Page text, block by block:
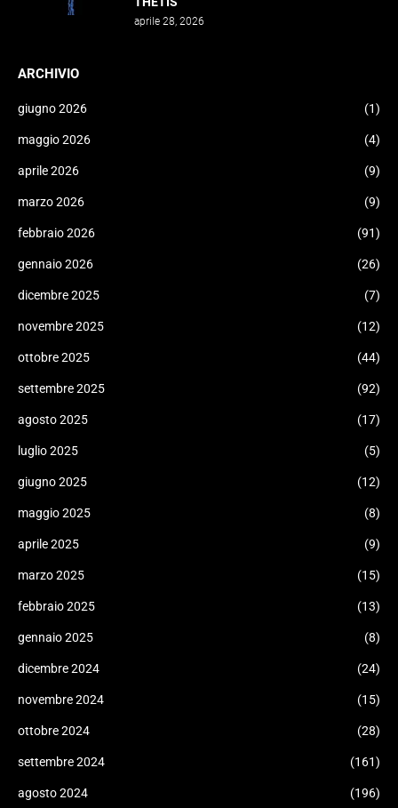
aprile 28, 2026
ARCHIVIO
giugno 2026 (1)
maggio 2026 (4)
aprile 2026 (9)
marzo 2026 (9)
febbraio 2026 (91)
gennaio 2026 (26)
dicembre 2025 (7)
novembre 2025 (12)
ottobre 2025 (44)
settembre 2025 (92)
agosto 2025 (17)
luglio 2025 (5)
giugno 2025 (12)
maggio 2025 (8)
aprile 2025 (9)
marzo 2025 (15)
febbraio 2025 (13)
gennaio 2025 (8)
dicembre 2024 (24)
novembre 2024 (15)
ottobre 2024 (28)
settembre 2024 (161)
agosto 2024 (196)